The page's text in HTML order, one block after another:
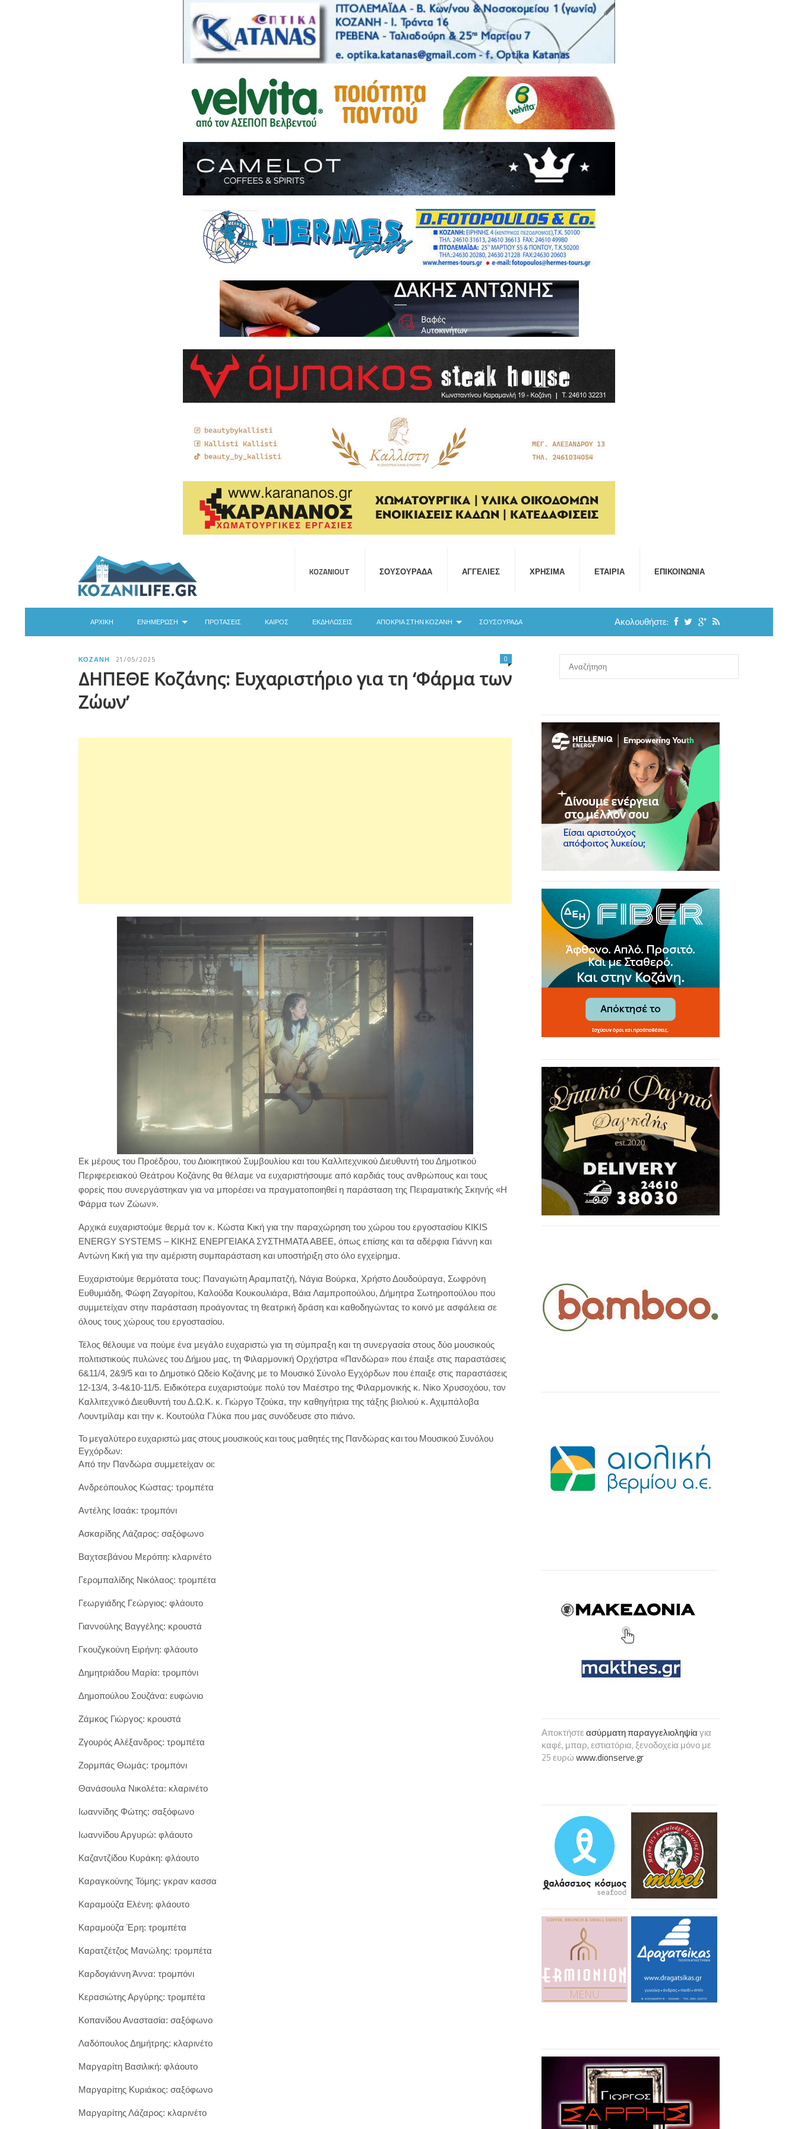
KOZANIOUT ΣΟΥΣΟΥΡΆΔΑ ΑΓΓΕΛΊΕΣ ΧΡΉΣΙΜΑ ΕΤΑΙΡΊΑ ΕΠΙΚΟΙΝΩΝΊΑ
ΑΡΧΙΚΉ ΕΝΗΜΈΡΩΣΗ ΠΡΟΤΆΣΕΙΣ ΚΑΙΡΌΣ ΕΚΔΗΛΏΣΕΙΣ ΑΠΟΚΡΙΆ ΣΤΗΝ ΚΟΖΆΝΗ ΣΟΥΣΟΥΡΆΔΑ Ακολουθήστε:
ΚΟΖΆΝΗ 21/05/2025
ΔΗΠΕΘΕ Κοζάνης: Ευχαριστήριο για τη ‘Φάρμα των
Ζώων’
0
Εκ μέρους του Προέδρου, του Διοικητικού Συμβουλίου και του Καλλιτεχνικού Διευθυντή του Δημοτικού
Περιφερειακού Θεάτρου Κοζάνης θα θέλαμε να ευχαριστήσουμε από καρδιάς τους ανθρώπους και τους
φορείς που συνεργάστηκαν για να μπορέσει να πραγματοποιηθεί η παράσταση της Πειραματικής Σκηνής «Η
Φάρμα των Ζώων».
Αρχικά ευχαριστούμε θερμά τον κ. Κώστα Κική για την παραχώρηση του χώρου του εργοστασίου KIKIS
ENERGY SYSTEMS – ΚΙΚΗΣ ΕΝΕΡΓΕΙΑΚΑ ΣΥΣΤΗΜΑΤΑ ΑΒΕΕ, όπως επίσης και τα αδέρφια Γιάννη και
Αντώνη Κική για την αμέριστη συμπαράσταση και υποστήριξη στο όλο εγχείρημα.
Ευχαριστούμε θερμότατα τους: Παναγιώτη Αραμπατζή, Νάγια Βούρκα, Χρήστο Δουδούραγα, Σωφρόνη
Ευθυμιάδη, Φώφη Ζαγορίτου, Καλούδα Κουκουλιάρα, Βάια Λαμπροπούλου, Δήμητρα Σωτηροπούλου που
συμμετείχαν στην παράσταση προάγοντας τη θεατρική δράση και καθοδηγώντας το κοινό με ασφάλεια σε
όλους τους χώρους του εργοστασίου.
Τέλος θέλουμε να πούμε ένα μεγάλο ευχαριστώ για τη σύμπραξη και τη συνεργασία στους δύο μουσικούς
πολιτιστικούς πυλώνες του Δήμου μας, τη Φιλαρμονική Ορχήστρα «Πανδώρα» που έπαιξε στις παραστάσεις
6&11/4, 2&9/5 και το Δημοτικό Ωδείο Κοζάνης με το Μουσικό Σύνολο Εγχόρδων που έπαιξε στις παραστάσεις
12-13/4, 3-4&10-11/5. Ειδικότερα ευχαριστούμε πολύ τον Μαέστρο της Φιλαρμονικής κ. Νίκο Χρυσοχόου, τον
Καλλιτεχνικό Διευθυντή του Δ.Ω.Κ. κ. Γιώργο Τζούκα, την καθηγήτρια της τάξης βιολιού κ. Αχιμπάλοβα
Λουντμίλαμ και την κ. Κουτούλα Γλύκα που μας συνόδευσε στο πιάνο.
Το μεγαλύτερο ευχαριστώ μας στους μουσικούς και τους μαθητές της Πανδώρας και του Μουσικού Συνόλου
Εγχόρδων:
Από την Πανδώρα συμμετείχαν οι:
Ανδρεόπουλος Κώστας: τρομπέτα
Aντέλης Ισαάκ: τρομπόνι
Ασκαρίδης Λάζαρος: σαξόφωνο
Βαχτσεβάνου Μερόπη: κλαρινέτο
Γερομπαλίδης Νικόλαος: τρομπέτα
Γεωργιάδης Γεώργιος: φλάουτο
Γιαννούλης Βαγγέλης: κρουστά
Γκουζγκούνη Ειρήνη: φλάουτο
Δημητριάδου Μαρία: τρομπόνι
Δημοπούλου Σουζάνα: ευφώνιο
Ζάμκος Γιώργος: κρουστά
Ζγουρός Αλέξανδρος: τρομπέτα
Ζορμπάς Θωμάς: τρομπόνι
Θανάσουλα Νικολέτα: κλαρινέτο
Ιωαννίδης Φώτης: σαξόφωνο
Ιωαννίδου Αργυρώ: φλάουτο
Καζαντζίδου Κυράκη: φλάουτο
Καραγκούνης Τόμης: γκραν κασσα
Καραμούζα Ελένη: φλάουτο
Καραμούζα Έρη: τρομπέτα
Καρατζέτζος Μανώλης: τρομπέτα
Καρδογιάννη Άννα: τρομπόνι
Κερασιώτης Αργύρης: τρομπέτα
Κοπανίδου Αναστασία: σαξόφωνο
Λαδόπουλος Δημήτρης: κλαρινέτο
Μαργαρίτη Βασιλική: φλάουτο
Μαργαρίτης Κυριάκος: σαξόφωνο
Μαργαρίτης Λάζαρος: κλαρινέτο
Αποκτήστεασύρματη παραγγελιοληψίαγια
καφέ, μπαρ, εστιατόρια, ξενοδοχεία μόνο με
25 ευρώwww.dionserve.gr